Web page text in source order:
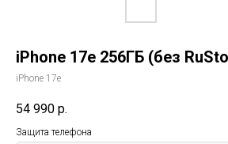
iPhone 17e 256ГБ (без
iPhone 17e
54 990 р.
Защита телефона